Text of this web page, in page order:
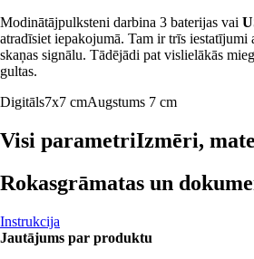
Modinātājpulksteni darbina 3 baterijas vai
atradīsiet iepakojumā. Tam ir trīs
skaņas signālu. Tādējādi pat vislielākās
gultas.
Digitāls7x7 cmAugstums 7 cm
Visi parametriIzmēri,
Rokasgrāmatas un
Instrukcija
Jautājums par produktu